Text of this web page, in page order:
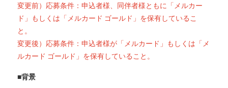
変更前）応募条件：申込者様、同伴者様ともに「メルカー
ド」もしくは「メルカード ゴールド」を保有しているこ
と。
変更後）応募条件：申込者様が「メルカード」もしくは「メ
ルカード ゴールド」を保有していること。
■背景